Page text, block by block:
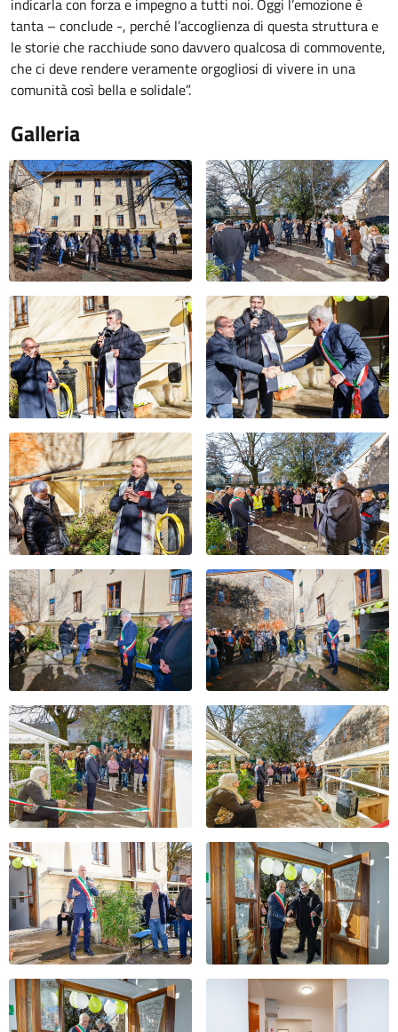
tanta – conclude -, perché l’accoglienza di questa struttura e
le storie che racchiude sono davvero qualcosa di commovente,
che ci deve rendere veramente orgogliosi di vivere in una
comunità così bella e solidale”.
Galleria